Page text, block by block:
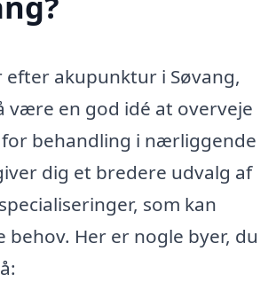
efter akupunktur i Søvang,
være en god idé at overveje
behandling i nærliggende
dig et bredere udvalg af
som kan
behov. Her er nogle byer, du